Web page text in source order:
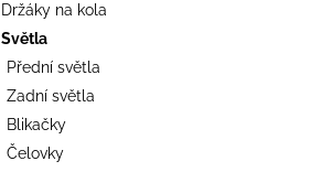
Držáky na kola
Světla
Přední světla
Zadní světla
Blikačky
Čelovky